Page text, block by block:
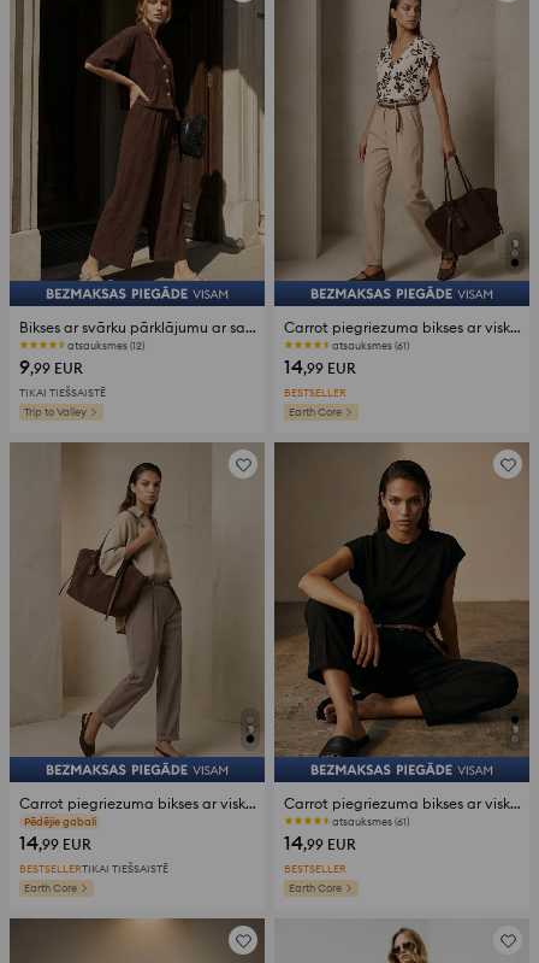
Bikses ar svārku pārklājumu ar sasiešanu
atsauksmes (12)
9,99 EUR
TIKAI TIEŠSAISTĒ
Trip to Valley
Carrot piegriezuma bikses ar viskozi un lina piejaukumu ar pītu jostu
atsauksmes (61)
14,99 EUR
BESTSELLER
Earth Core
Carrot piegriezuma bikses ar viskozi un lina piejaukumu ar pītu jostu
atsauksmes (61)
14,99 EUR
BESTSELLERTIKAI TIEŠSAISTĒ
Earth Core
Carrot piegriezuma bikses ar viskozi un lina piejaukumu ar pītu jostu
atsauksmes (61)
14,99 EUR
BESTSELLER
Earth Core